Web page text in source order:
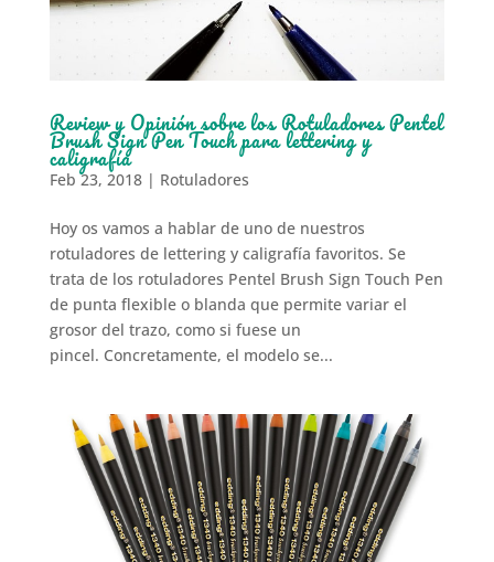
Review y Opinión sobre los Rotuladores Pentel
Brush Sign Pen Touch para lettering y
caligrafía
Feb 23, 2018| Rotuladores
Hoy os vamos a hablar de uno de nuestros
rotuladores de lettering y caligrafía favoritos. Se
trata de los rotuladores Pentel Brush Sign Touch Pen
de punta flexible o blanda que permite variar el
grosor del trazo, como si fuese un
pincel. Concretamente, el modelo se...